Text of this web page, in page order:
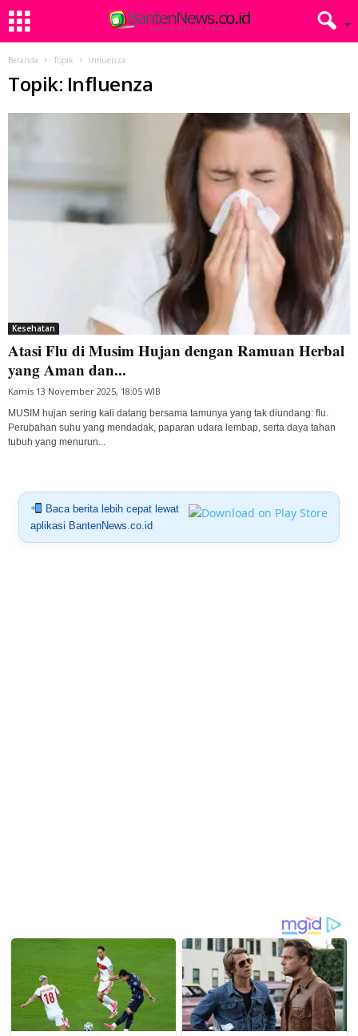
Beranda Topik Influenza
Topik: Influenza
Kesehatan
Atasi Flu di Musim Hujan dengan Ramuan Herbal
yang Aman dan...
Kamis 13 November 2025, 18:05 WIB
MUSIM hujan sering kali datang bersama tamunya yang tak diundang: flu.
Perubahan suhu yang mendadak, paparan udara lembap, serta daya tahan
tubuh yang menurun...
Baca berita lebih cepat lewat
aplikasi BantenNews.co.id